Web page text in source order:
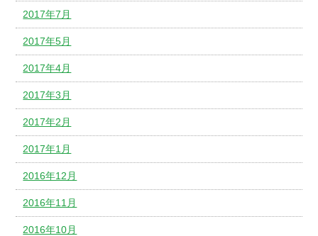
2017年7月
2017年5月
2017年4月
2017年3月
2017年2月
2017年1月
2016年12月
2016年11月
2016年10月